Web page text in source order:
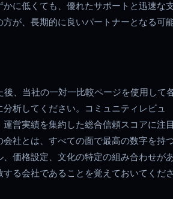
かに低くても、優れたサポートと迅速な
方が、長期的に良いパートナーとなる可
後、当社の一対一比較ページを使用して
析してください。コミュニティレビュ
運営実績を集約した総合信頼スコアに注
会社とは、すべての面で最高の数字を持
、価格設定、文化の特定の組み合わせが
する会社であることを覚えておいてくだ